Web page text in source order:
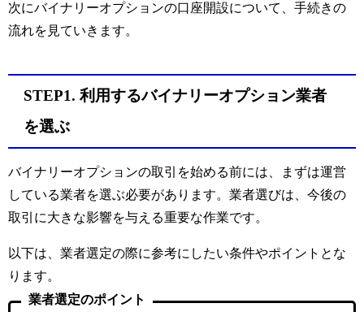
次にバイナリーオプションの口座開設について、手続きの
流れを見ていきます。
STEP1. 利用するバイナリーオプション業者
を選ぶ
バイナリーオプションの取引を始める前には、まずは運営
している業者を選ぶ必要があります。業者選びは、今後の
取引に大きな影響を与える重要な作業です。
以下は、業者選定の際に参考にしたい条件やポイントとな
ります。
業者選定のポイント